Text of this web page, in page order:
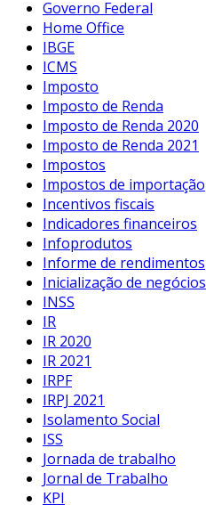
Governo Federal
Home Office
IBGE
ICMS
Imposto
Imposto de Renda
Imposto de Renda 2020
Imposto de Renda 2021
Impostos
Impostos de importação
Incentivos fiscais
Indicadores financeiros
Infoprodutos
Informe de rendimentos
Inicialização de negócios
INSS
IR
IR 2020
IR 2021
IRPF
IRPJ 2021
Isolamento Social
ISS
Jornada de trabalho
Jornal de Trabalho
KPI